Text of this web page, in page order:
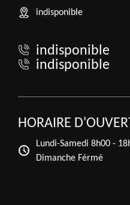
indisponible
indisponible
indisponible
HORAIRE
Lundi-Samedi 8h00 -
Dimanche Férmé